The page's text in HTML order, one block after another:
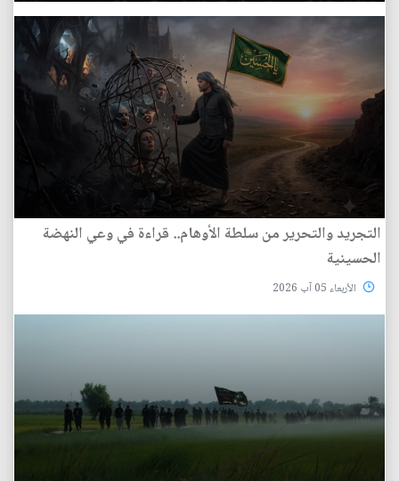
التجريد والتحرير من سلطة الأوهام.. قراءة في وعي النهضة
الحسينية
الأربعاء 05 آب 2026